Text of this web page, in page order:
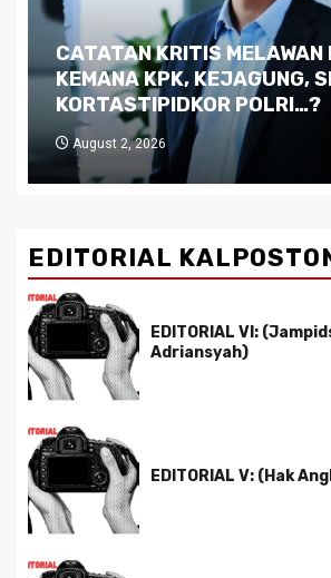
Dilema Kaltim di Tengah
Kutukan Sumber Daya
Pemimpin yang Tak Kreatif
July 29, 2026
EDITORIAL
EDITORIAL VI:
Adriansyah)
EDITORIAL V: (Hak